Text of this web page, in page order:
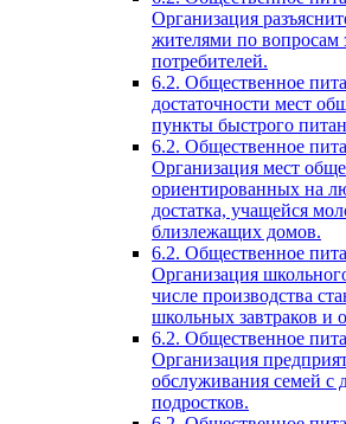
Организация
жителями по вопросам
потребителей.
6.2. Общественное
достаточности мест
пункты быстрого
6.2. Общественное
Организация мест
ориентированных на
достатка, учащейся
близлежащих домов.
6.2. Общественное
Организация
числе производства
школьных завтраков и
6.2. Общественное
Организация
обслуживания семей с
подростков.